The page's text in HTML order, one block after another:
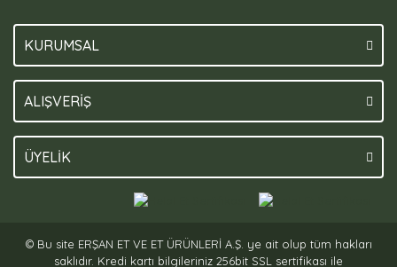
KURUMSAL
ALIŞVERİŞ
ÜYELİK
© Bu site ERŞAN ET VE ET ÜRÜNLERİ A.Ş. ye ait olup tüm hakları
saklıdır. Kredi kartı bilgileriniz 256bit SSL sertifikası ile